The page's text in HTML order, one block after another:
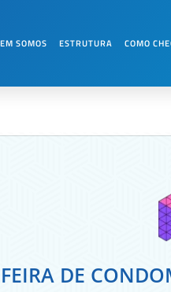
SOMOS ESTRUTURA COMO
DE
FEIRA DE